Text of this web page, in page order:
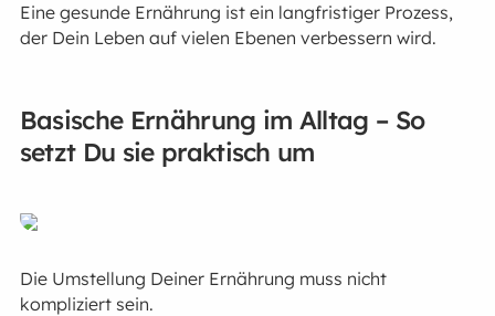
Eine gesunde Ernährung ist ein langfristiger Prozess,
der Dein Leben auf vielen Ebenen verbessern wird.
Basische Ernährung im Alltag – So
setzt Du sie praktisch um
Die Umstellung Deiner Ernährung muss nicht
kompliziert sein.